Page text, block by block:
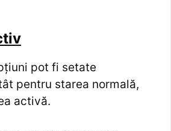
pot fi setate
pentru starea normală,
activă.